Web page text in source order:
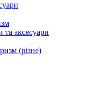
та аксесуари
(різне)